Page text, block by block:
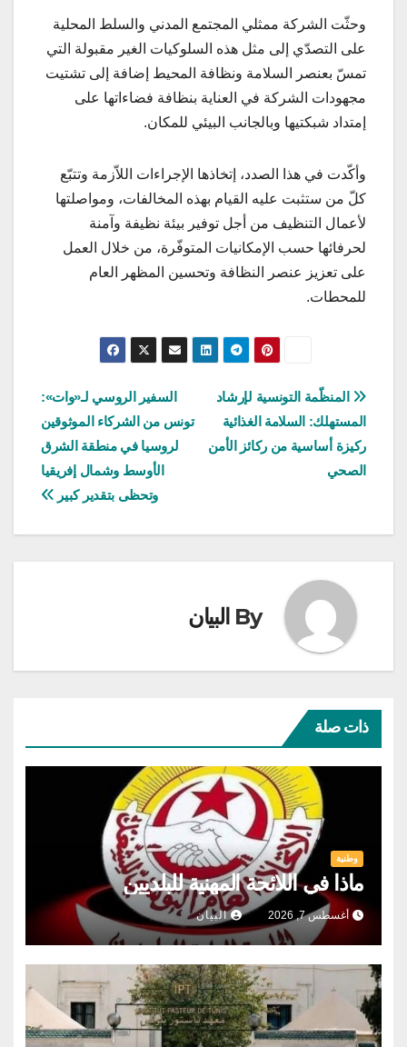
وحثّت الشركة ممثلي المجتمع المدني والسلط المحلية
على التصدّي إلى مثل هذه السلوكيات الغير مقبولة التي
تمسّ بعنصر السلامة ونظافة المحيط إضافة إلى تشتيت
مجهودات الشركة في العناية بنظافة فضاءاتها على
إمتداد شبكتيها وبالجانب البيئي للمكان.
وأكّدت في هذا الصدد، إتخاذها الإجراءات اللاّزمة وتتبّع
كلّ من ستثبت عليه القيام بهذه المخالفات، ومواصلتها
لأعمال التنظيف من أجل توفير بيئة نظيفة وآمنة
لحرفائها حسب الإمكانيات المتوفّرة، من خلال العمل
على تعزيز عنصر النظافة وتحسين المظهر العام
للمحطات.
تصفّح
المقالات
السفير الروسي لـ«وات»:
تونس من الشركاء الموثوقين
لروسيا في منطقة الشرق
الأوسط وشمال إفريقيا
وتحظى بتقدير كبير
المنظّمة التونسية لإرشاد
المستهلك: السلامة الغذائية
ركيزة أساسية من ركائز الأمن
الصحي
By البيان
ذات صلة
وطنية
ماذا في اللائحة المهنية للبلديين
أغسطس 7, 2026 البيان